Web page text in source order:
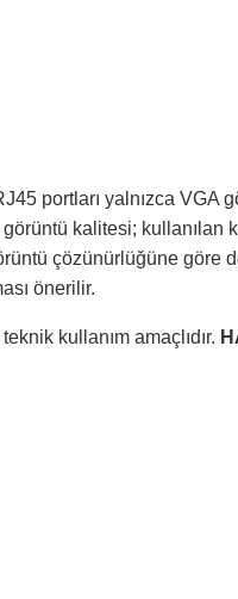
portları yalnızca VGA
görüntü kalitesi;
çözünürlüğüne göre
önerilir.
kullanım amaçlıdır.